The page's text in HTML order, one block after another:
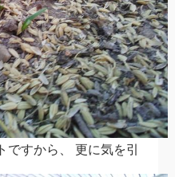
ですから、 更に気を引